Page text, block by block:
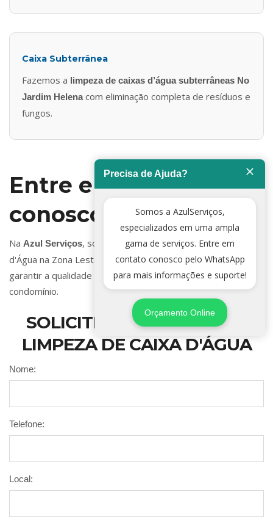
Caixa Subterrânea
Fazemos a limpeza de caixas d’água subterrâneas No
Jardim Helenacom eliminação completa de resíduos e
fungos.
Entre em contato
conosco
Na Azul Serviços, somos especialistas em Limpeza de Caixa
d'Água na Zona Leste e estamos prontos para ajudar você a
garantir a qualidade da água em sua residência, comércio ou
condomínio.
SOLICITE SEU SERVIÇO DE
LIMPEZA DE CAIXA D'ÁGUA
Nome:
Telefone:
Local:
Precisa de Ajuda?
Somos a AzulServiços,
especializados em uma ampla
gama de serviços. Entre em
contato conosco pelo WhatsApp
para mais informações e suporte!
Orçamento Online